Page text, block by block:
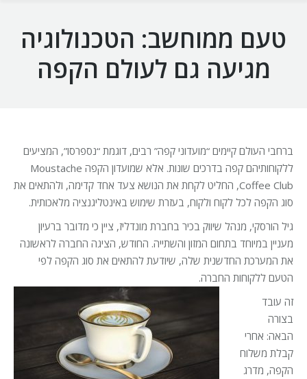
טעם ממוחשב: הטכנולוגיה
מגיעה גם לעולם הקפה
ברחבי העולם קיימים “מועדוני קפה” רבים, דוגמת “נספרסו”, המציעים
ללקוחותיהם קפה בדרכים שונות. אלא שמועדון הקפה Moustache
Coffee Club, החליט לקחת את הנושא צעד אחד קדימה, ולהתאים את
סוג הקפה לכל לקוח ולקוח, בעזרת שימוש באינטליגנציה מלאכותית.
גיל הורסקי, מנהל שיווק בכיר בחברת מונדליז, ציין כי מדובר ברעיון
מעניין במיוחד בתחום המזון והשתייה. החודש, הציגה החברה לראשונה
את המערכת החדשנית שלה, שיודעת להתאים את סוג הקפה לפי
הטעם ללקוחות החברה.
זה עובד
בצורה
הבאה: אחרי
קבלת משלוח
הקפה, מדרג